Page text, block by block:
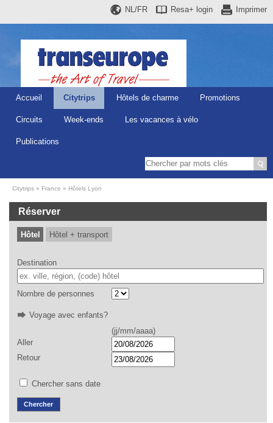
Imprimer
Resa+ login
NL/FR
Accueil Citytrips Hôtels de charme Promotions
Circuits Week-ends Les vacances à vélo
Publications
Citytrips France Hôtels Lyon
Réserver
Hôtel Hôtel + transport
Destination
Nombre de personnes
Voyage avec enfants?
(jj/mm/aaaa)
Aller
Retour
Chercher sans date